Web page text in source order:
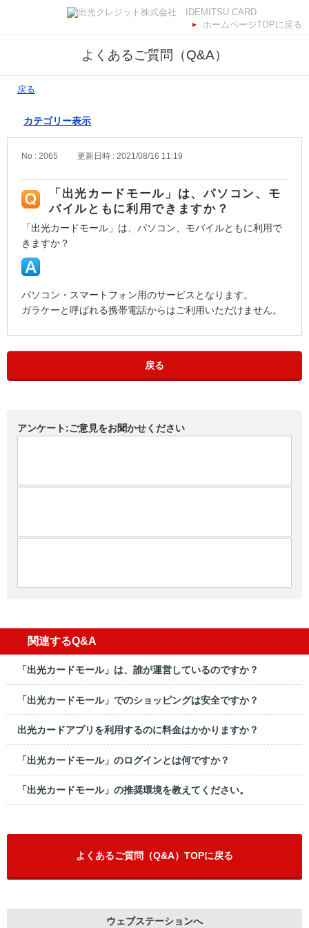
ホームページTOPに戻る
よくあるご質問（Q&A）
戻る
カテゴリー表示
No : 2065 更新日時 : 2021/08/16 11:19
「出光カードモール」は、パソコン、モ
バイルともに利用できますか？
「出光カードモール」は、パソコン、モバイルともに利用で
きますか？
パソコン・スマートフォン用のサービスとなります。
ガラケーと呼ばれる携帯電話からはご利用いただけません。
戻る
アンケート:ご意見をお聞かせください
関連するQ&A
「出光カードモール」は、誰が運営しているのですか？
「出光カードモール」でのショッピングは安全ですか？
出光カードアプリを利⽤するのに料⾦はかかりますか？
「出光カードモール」のログインとは何ですか？
「出光カードモール」の推奨環境を教えてください。
よくあるご質問（Q&A）TOPに戻る
ウェブステーションへ